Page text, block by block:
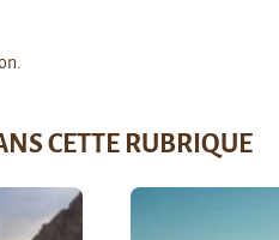
CETTE RUBRIQUE